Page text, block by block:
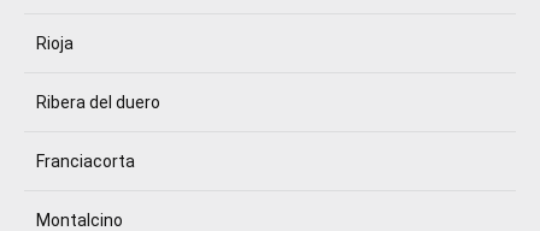
Rioja
Ribera del duero
Franciacorta
Montalcino